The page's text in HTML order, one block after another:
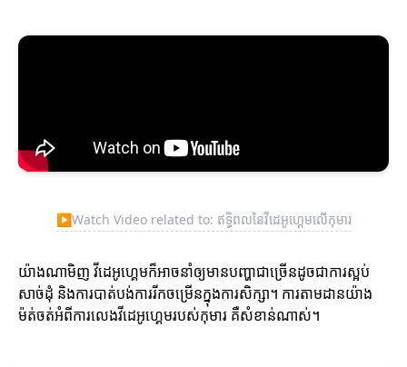
▶Watch Video related to: ឥទ្ធិពលនៃវីដេអូហ្គេមលើកុមារ
យ៉ាងណាមិញ វីដេអូហ្គេមក៏អាចនាំឲ្យមានបញ្ហាជាច្រើនដូចជាការស្អប់
សាច់ដុំ និងការបាត់បង់ការរីកចម្រើនក្នុងការសិក្សា។ ការតាមដានយ៉ាង
ម៉ត់ចត់អំពីការលេងវីដេអូហ្គេមរបស់កុមារ គឺសំខាន់ណាស់។